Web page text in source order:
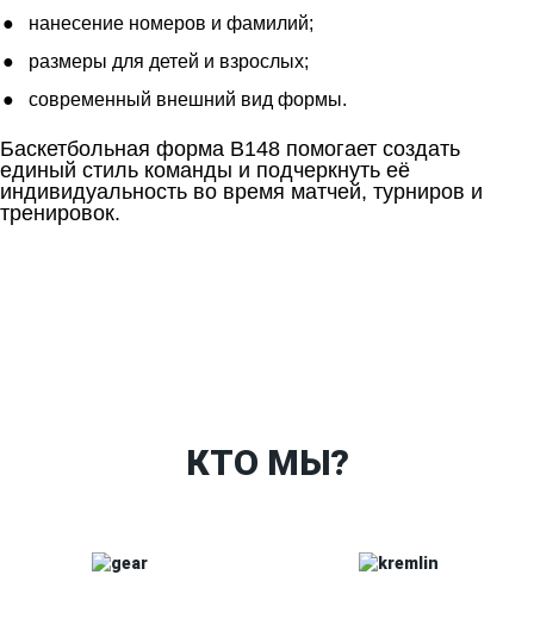
нанесение номеров и фамилий;
размеры для детей и взрослых;
современный внешний вид формы.
Баскетбольная форма B148 помогает создать
единый стиль команды и подчеркнуть её
индивидуальность во время матчей, турниров и
тренировок.
КТО МЫ?